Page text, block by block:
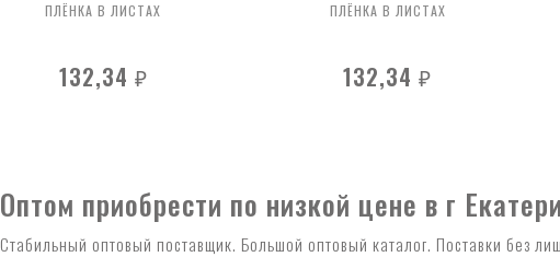
ПЛЁНКА В ЛИСТАХ
132,34 ₽
ПЛЁНКА В ЛИСТАХ
132,34₽
Оптом приобрести по низкой цене в г
Стабильный оптовый поставщик. Большой оптовый каталог. Поставки без